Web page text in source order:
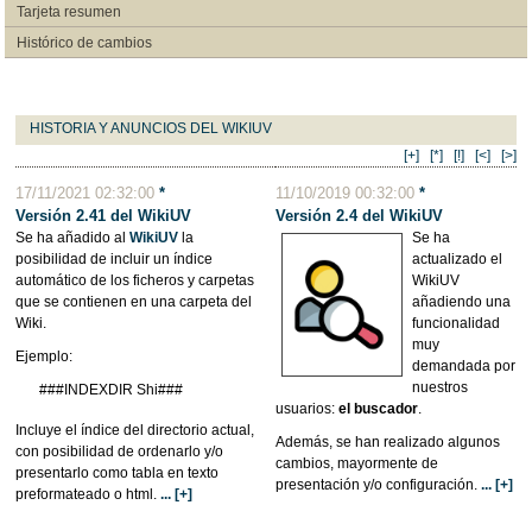
Tarjeta resumen
Histórico de cambios
HISTORIA Y ANUNCIOS DEL WIKIUV
[+]
[*] [!] [<] [>]
17/11/2021 02:32:00 *
Versión 2.41 del WikiUV
Se ha añadido al WikiUVla
posibilidad de incluir un índice
automático de los ficheros y carpetas
que se contienen en una carpeta del
Wiki.
Ejemplo:
###INDEXDIR Shi###
Incluye el índice del directorio actual,
con posibilidad de ordenarlo y/o
presentarlo como tabla en texto
preformateado o html. ... [+]
11/10/2019 00:32:00*
Versión 2.4 del WikiUV
Se ha
actualizado el
WikiUV
añadiendo una
funcionalidad
muy
demandada por
nuestros
usuarios:el buscador.
Además, se han realizado algunos
cambios, mayormente de
presentación y/o configuración.... [+]